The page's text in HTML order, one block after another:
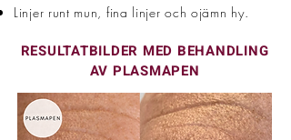
Linjer runt mun, fina linjer och ojämn hy.
RESULTATBILDER MED BEHANDLING
AV PLASMAPEN